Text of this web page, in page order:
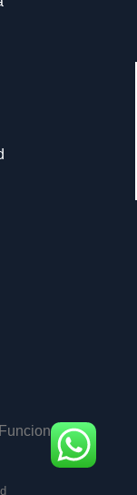
con